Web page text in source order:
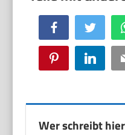
Facebook Twitter
Pinterest LinkedIn
Wer schreibt